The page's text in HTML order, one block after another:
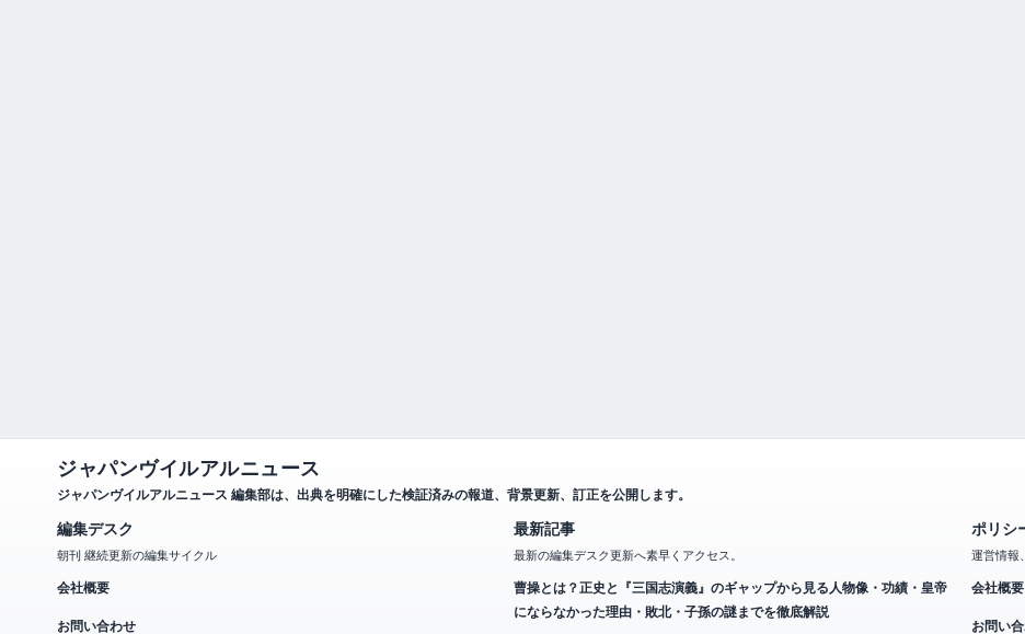
ジャパンヴイルアルニュース
ジャパンヴイルアルニュース 編集部は、出典を明確にした検証済みの報道、背景更新、訂正を公開します。
編集デスク 最新記事
曹操とは？正史と『三国志演義』のギャップから見る人物像・功績・皇帝
ポリシー